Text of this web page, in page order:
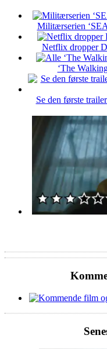
Militærserien
Netflix dropper
‘The
Se den første